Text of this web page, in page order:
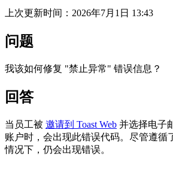
上次更新时间：2026年7月1日 13:43
问题
我该如何修复 "禁止异常" 错误信息？
回答
当员工被 邀请到 Toast Web 并选择电子
账户时，会出现此错误代码。尽管遵循
情况下，仍会出现错误。